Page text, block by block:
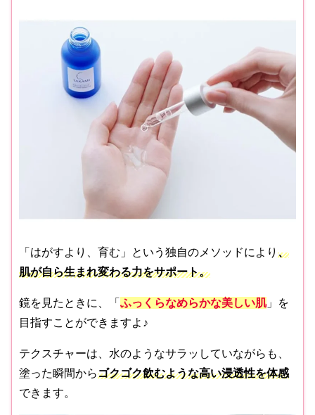
「はがすより、育む」という独自のメソッドにより 、
肌が自ら生まれ変わる力をサポート。
鏡を見たときに、「 ふっくらなめらかな美しい肌」を
目指すことができますよ♪
テクスチャーは、水のようなサラッしていながらも、
塗った瞬間からゴクゴク飲むような高い浸透性を体感
できます。